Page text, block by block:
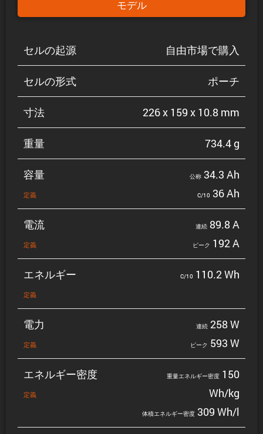
モデル
セルの起源 自由市場で購入
セルの形式 ポーチ
寸法 226 x 159 x 10.8 mm
重量 734.4 g
容量
定義
公称 34.3 Ah
C/10 36 Ah
電流
定義
連続 89.8 A
ピーク 192 A
エネルギー
定義
C/10 110.2 Wh
電力
定義
連続 258 W
ピーク 593 W
エネルギー密度
定義
重量エネルギー密度 150
Wh/kg
体積エネルギー密度 309 Wh/l